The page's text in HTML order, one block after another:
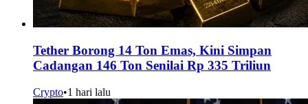
Tether Borong 14 Ton Emas, Kini Simpan
Cadangan 146 Ton Senilai Rp 335 Triliun
Crypto•1 hari lalu